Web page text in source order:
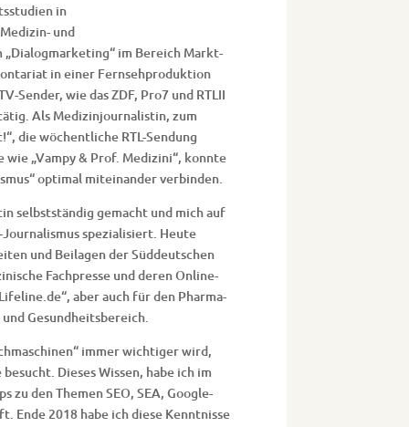
in
und
im Bereich Markt-
in einer Fernsehproduktion
Sender, wie das ZDF, Pro7 und RTLII
Als Medizinjournalistin, zum
die wöchentliche RTL-Sendung
„Vampy & Prof. Medizini“, konnte
optimal miteinander verbinden.
selbstständig gemacht und mich auf
spezialisiert. Heute
und Beilagen der Süddeutschen
Fachpresse und deren Online-
aber auch für den Pharma-
Gesundheitsbereich.
immer wichtiger wird,
Dieses Wissen, habe ich im
den Themen SEO, SEA, Google-
Ende 2018 habe ich diese Kenntnisse